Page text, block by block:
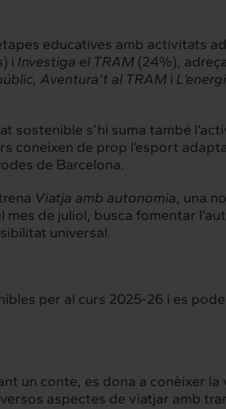
Contacte
educatives amb activitats
i Investiga el TRAM (24%),
Aventura’t al TRAM i
sostenible s’hi suma també
coneixen de prop l’esport
de Barcelona.
Viatja amb autonomia, una
de juliol, busca fomentar
universal.
per al curs 2025-26 i es
un conte, es dona a conèixer
aspectes de viatjar amb